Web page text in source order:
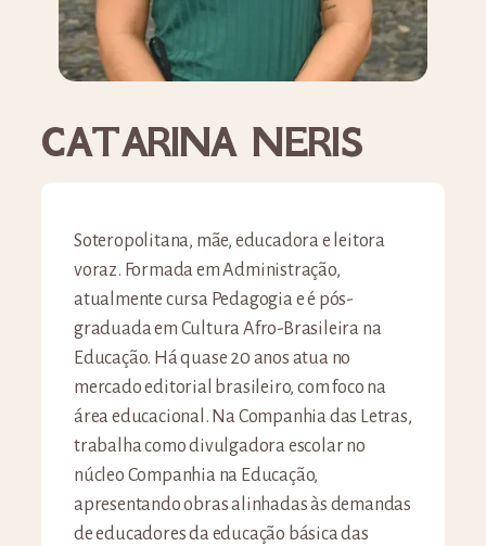
CATARINA NERIS
Soteropolitana, mãe, educadora e leitora
voraz. Formada em Administração,
atualmente cursa Pedagogia e é pós-
graduada em Cultura Afro-Brasileira na
Educação. Há quase 20 anos atua no
mercado editorial brasileiro, com foco na
área educacional. Na Companhia das Letras,
trabalha como divulgadora escolar no
núcleo Companhia na Educação,
apresentando obras alinhadas às demandas
de educadores da educação básica das